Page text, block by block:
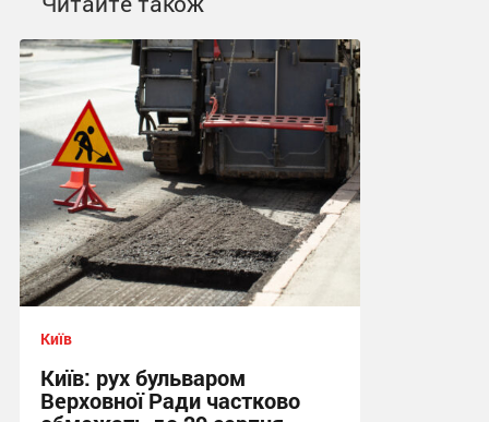
Київ
Київ: рух бульваром
Верховної Ради частково